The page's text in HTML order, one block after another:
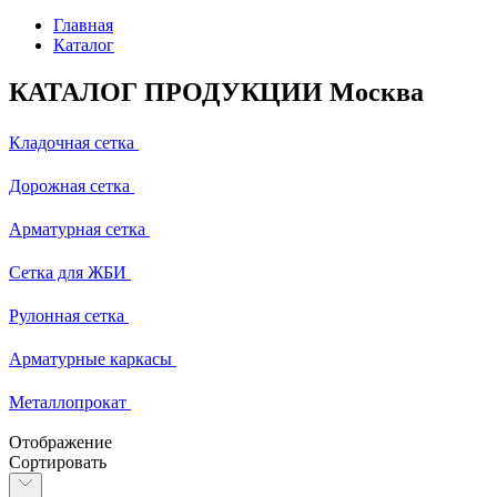
Главная
Каталог
КАТАЛОГ ПРОДУКЦИИ Москва
Кладочная сетка
Дорожная сетка
Арматурная сетка
Сетка для ЖБИ
Рулонная сетка
Арматурные каркасы
Металлопрокат
Отображение
Сортировать